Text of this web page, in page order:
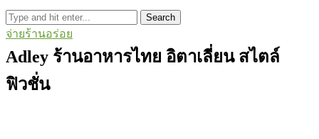
Search
จ่ายร้านอร่อย
Adley ร้านอาหารไทย อิตาเลี่ยน สไตล์
ฟิวชั่น